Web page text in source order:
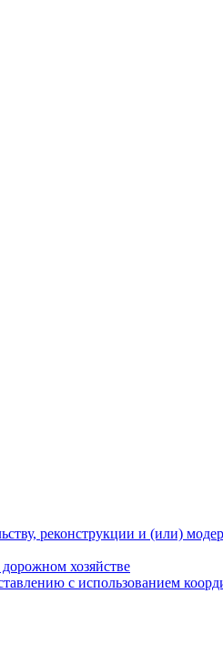
реконструкции и (или)
хозяйстве
с использованием